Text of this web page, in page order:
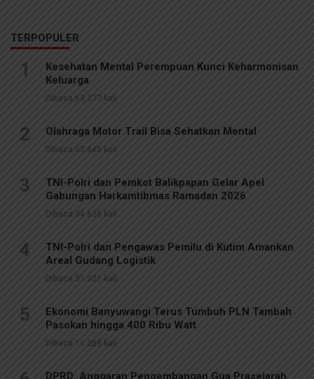
TERPOPULER
1
Kesehatan Mental Perempuan Kunci Keharmonisan
Keluarga
Dibaca 63.277 kali
2 Olahraga Motor Trail Bisa Sehatkan Mental
Dibaca 53.645 kali
3
TNI-Polri dan Pemkot Balikpapan Gelar Apel
Gabungan Harkamtibmas Ramadan 2026
Dibaca 34.626 kali
4
TNI-Polri dan Pengawas Pemilu di Kutim Amankan
Areal Gudang Logistik
Dibaca 31.021 kali
5
Ekonomi Banyuwangi Terus Tumbuh PLN Tambah
Pasokan hingga 400 Ribu Watt
Dibaca 11.289 kali
DPRD: Anggaran Pengembangan Gua Prasejarah